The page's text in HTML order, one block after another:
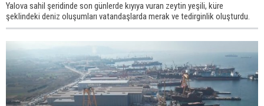
Yalova sahil şeridinde son günlerde kıyıya vuran zeytin yeşili, küre
şeklindeki deniz oluşumları vatandaşlarda merak ve tedirginlik oluşturdu.